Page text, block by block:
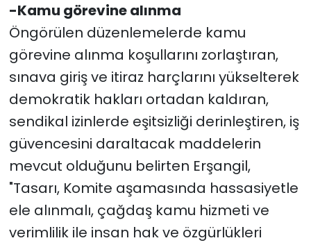
-Kamu görevine alınma
Öngörülen düzenlemelerde kamu
görevine alınma koşullarını zorlaştıran,
sınava giriş ve itiraz harçlarını yükselterek
demokratik hakları ortadan kaldıran,
sendikal izinlerde eşitsizliği derinleştiren, iş
güvencesini daraltacak maddelerin
mevcut olduğunu belirten Erşangil,
"Tasarı, Komite aşamasında hassasiyetle
ele alınmalı, çağdaş kamu hizmeti ve
verimlilik ile insan hak ve özgürlükleri